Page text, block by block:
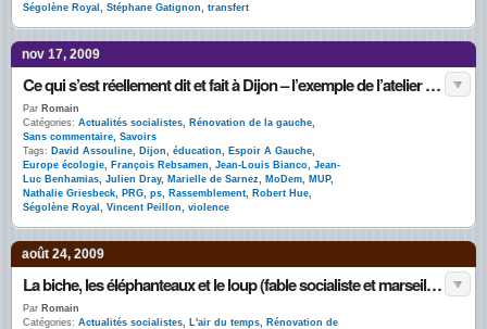
Ségolène Royal , Stéphane Gatignon, transfert
nov 17, 2009
Ce qui s’est réellement dit et fait à Dijon – l’exemple de l’atelier sur les violences
Par Romain
Catégories: Actualités socialistes, Rénovation de la gauche,
Sans commentaire, Savoirs
Tags: David Assouline, Dijon, éducation, Espoir A Gauche,
Europe écologie, François Rebsamen, Jean-Louis Bianco, Jean-
Luc Benhamias, Julien Dray, Marielle de Sarnez, MoDem, MUP,
Nathalie Griesbeck, PRG, ps, Rassemblement, Robert Hue,
Ségolène Royal , Vincent Peillon, violence
août 24, 2009
La biche, les éléphanteaux et le loup (fable socialiste et marseillaise)
Par Romain
Catégories: Actualités socialistes, L'air du temps, Rénovation de